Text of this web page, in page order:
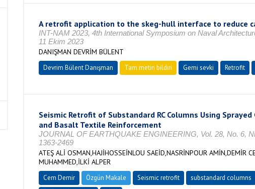
A retrofit application to the skeg-hull interface to reduce
INT-NAM 2023, 4th International Symposium on Naval
11 Ekim 2023
DANIŞMAN DEVRİM BÜLENT
Devrim Bülent Danışman Tam metin bildiri Gemi sevki Retrofit
Seismic Retrofit of Substandard RC Columns Using
and Basalt Textile Reinforcement
JOURNAL OF EARTHQUAKE ENGINEERING, Vol. 28, No. 6,
1363-2469
ATEŞ ALİ OSMAN,HAJİHOSSEİNLOU SAEİD,NASRİNPOUR AMİN,DEMİR
MUHAMMED,İLKİ ALPER
Cem Demir Özgün Makale Seismic retrofit substandard columns